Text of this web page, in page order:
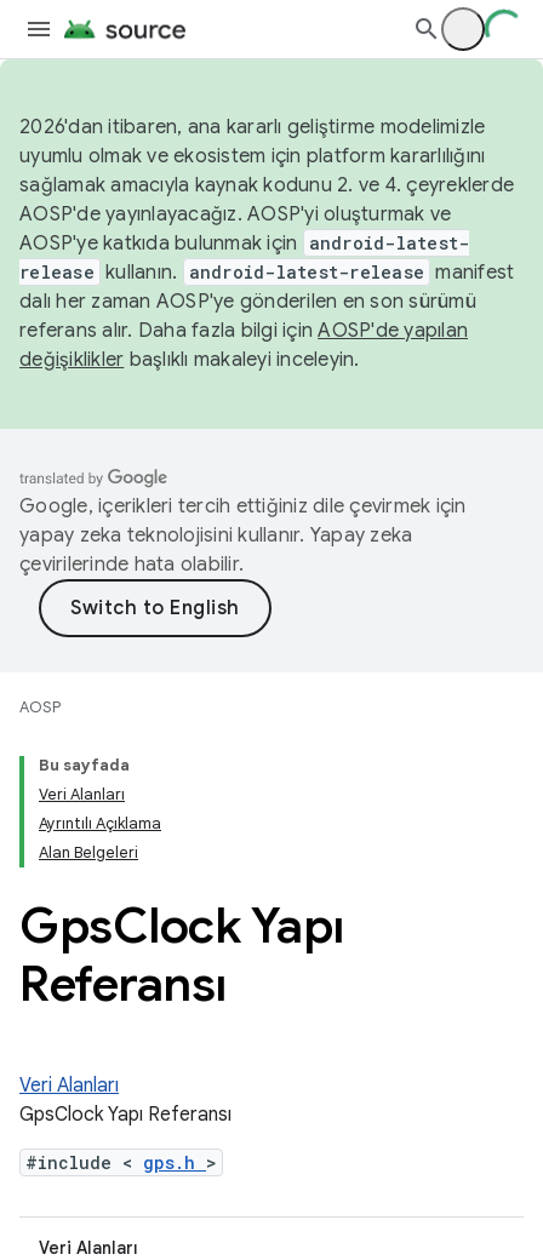
2026'dan itibaren, ana kararlı geliştirme modelimizle
uyumlu olmak ve ekosistem için platform kararlılığını
sağlamak amacıyla kaynak kodunu 2. ve 4. çeyreklerde
AOSP'de yayınlayacağız. AOSP'yi oluşturmak ve
AOSP'ye katkıda bulunmak için
android-latest-
release kullanın. android-latest-release manifest
dalı her zaman AOSP'ye gönderilen en son sürümü
referans alır. Daha fazla bilgi içinAOSP'de yapılan
değişiklikler başlıklı makaleyi inceleyin.
Google, içerikleri tercih ettiğiniz dile çevirmek için
yapay zeka teknolojisini kullanır. Yapay zeka
çevirilerinde hata olabilir.
AOSP
Bu sayfada
Veri Alanları
Ayrıntılı Açıklama
Alan Belgeleri
GpsClock Yapı
Referansı
Veri Alanları
GpsClock Yapı Referansı
#include < gps.h >
Veri Alanları